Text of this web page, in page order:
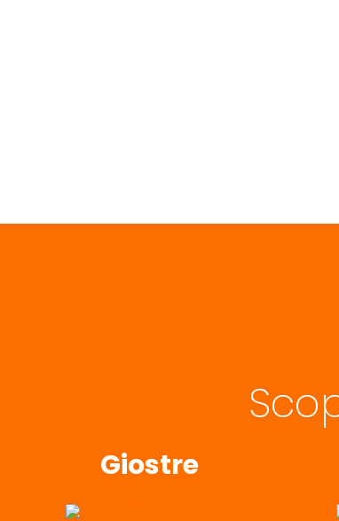
Giostre